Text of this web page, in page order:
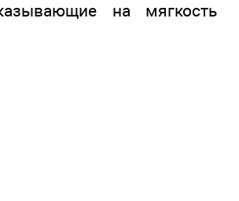
на мягкость